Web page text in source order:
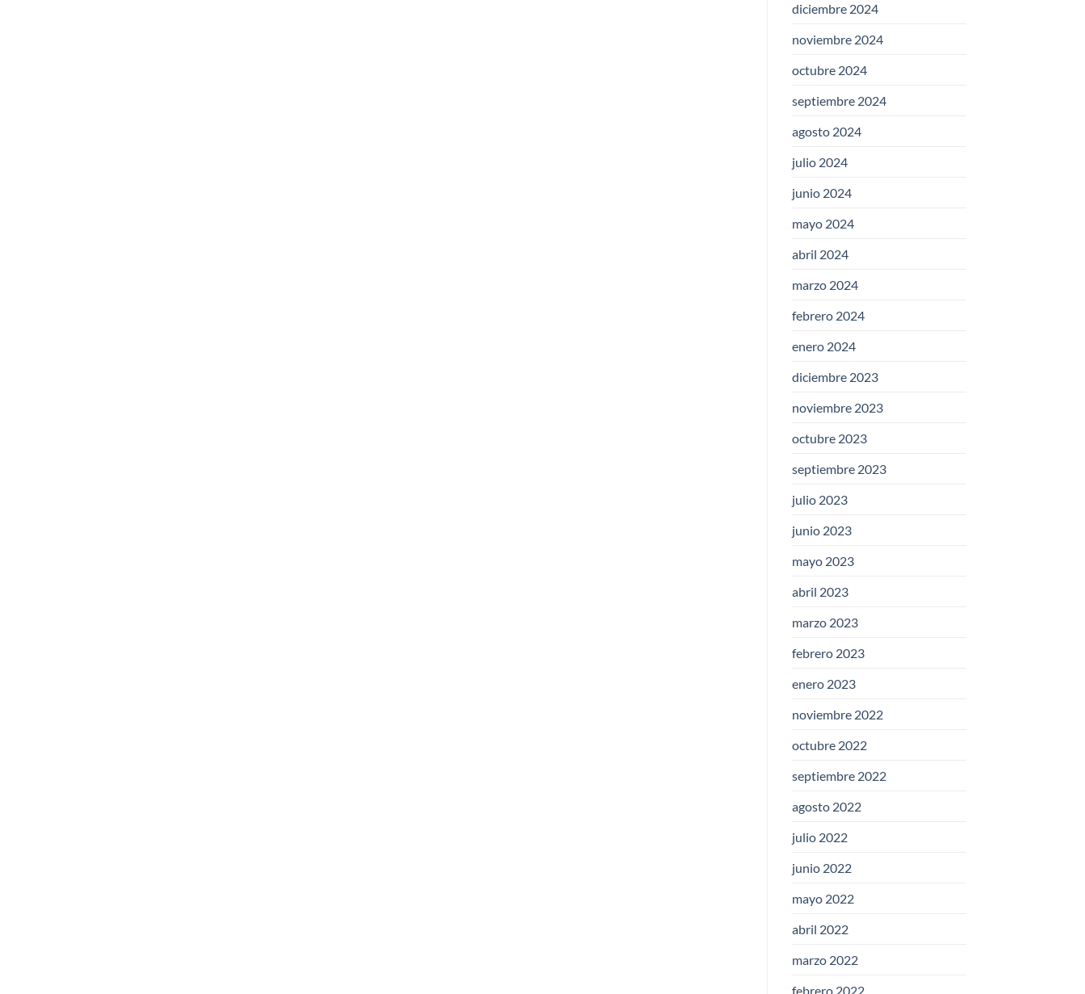
diciembre 2024
noviembre 2024
octubre 2024
septiembre 2024
agosto 2024
julio 2024
junio 2024
mayo 2024
abril 2024
marzo 2024
febrero 2024
enero 2024
diciembre 2023
noviembre 2023
octubre 2023
septiembre 2023
julio 2023
junio 2023
mayo 2023
abril 2023
marzo 2023
febrero 2023
enero 2023
noviembre 2022
octubre 2022
septiembre 2022
agosto 2022
julio 2022
junio 2022
mayo 2022
abril 2022
marzo 2022
febrero 2022